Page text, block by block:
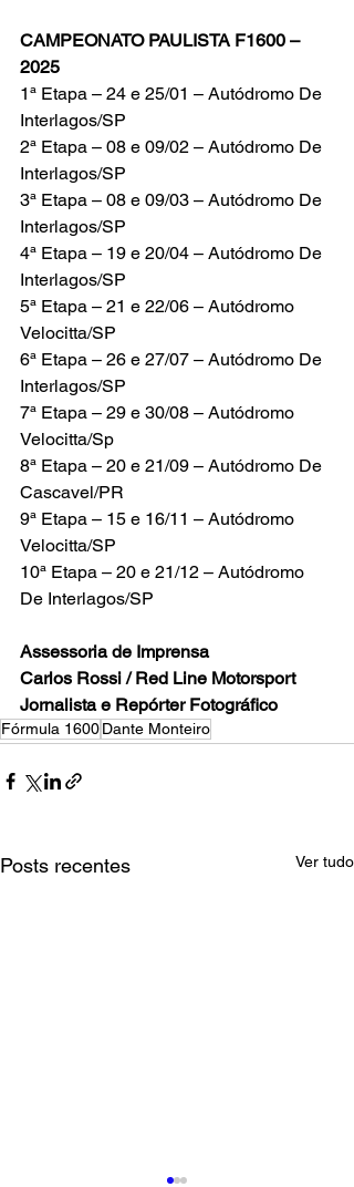
CAMPEONATO PAULISTA F1600 –
2025
1ª Etapa – 24 e 25/01 – Autódromo De
Interlagos/SP
2ª Etapa – 08 e 09/02 – Autódromo De
Interlagos/SP
3ª Etapa – 08 e 09/03 – Autódromo De
Interlagos/SP
4ª Etapa – 19 e 20/04 – Autódromo De
Interlagos/SP
5ª Etapa – 21 e 22/06 – Autódromo
Velocitta/SP
6ª Etapa – 26 e 27/07 – Autódromo De
Interlagos/SP
7ª Etapa – 29 e 30/08 – Autódromo
Velocitta/Sp
8ª Etapa – 20 e 21/09 – Autódromo De
Cascavel/PR
9ª Etapa – 15 e 16/11 – Autódromo
Velocitta/SP
10ª Etapa – 20 e 21/12 – Autódromo
De Interlagos/SP
Assessoria de Imprensa
Carlos Rossi / Red Line Motorsport
Jornalista e Repórter Fotográfico
Fórmula 1600Dante Monteiro
Posts recentes Ver tudo